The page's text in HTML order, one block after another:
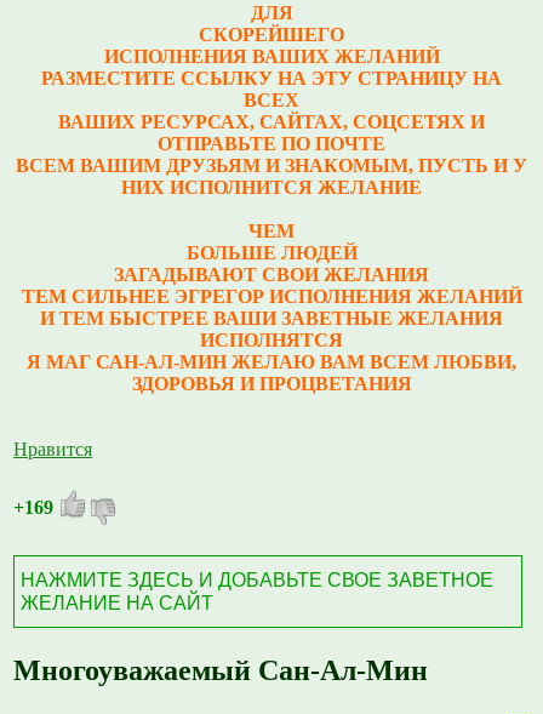
ДЛЯ
СКОРЕЙШЕГО
ИСПОЛНЕНИЯ ВАШИХ ЖЕЛАНИЙ
РАЗМЕСТИТЕ ССЫЛКУ НА ЭТУ СТРАНИЦУ НА
ВСЕХ
ВАШИХ РЕСУРСАХ, САЙТАХ, СОЦСЕТЯХ И
ОТПРАВЬТЕ ПО ПОЧТЕ
ВСЕМ ВАШИМ ДРУЗЬЯМ И ЗНАКОМЫМ, ПУСТЬ И У
НИХ ИСПОЛНИТСЯ ЖЕЛАНИЕ
ЧЕМ
БОЛЬШЕ ЛЮДЕЙ
ЗАГАДЫВАЮТ СВОИ ЖЕЛАНИЯ
ТЕМ СИЛЬНЕЕ ЭГРЕГОР ИСПОЛНЕНИЯ ЖЕЛАНИЙ
И ТЕМ БЫСТРЕЕ ВАШИ ЗАВЕТНЫЕ ЖЕЛАНИЯ
ИСПОЛНЯТСЯ
Я МАГ САН-АЛ-МИН ЖЕЛАЮ ВАМ ВСЕМ ЛЮБВИ,
ЗДОРОВЬЯ И ПРОЦВЕТАНИЯ
Нравится
+169
НАЖМИТЕ ЗДЕСЬ И ДОБАВЬТЕ СВОЕ ЗАВЕТНОЕ
ЖЕЛАНИЕ НА САЙТ
Многоуважаемый Сан-Ал-Мин